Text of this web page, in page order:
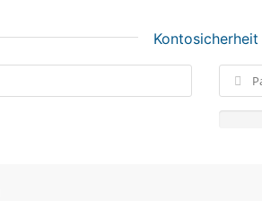
Kontosicherheit